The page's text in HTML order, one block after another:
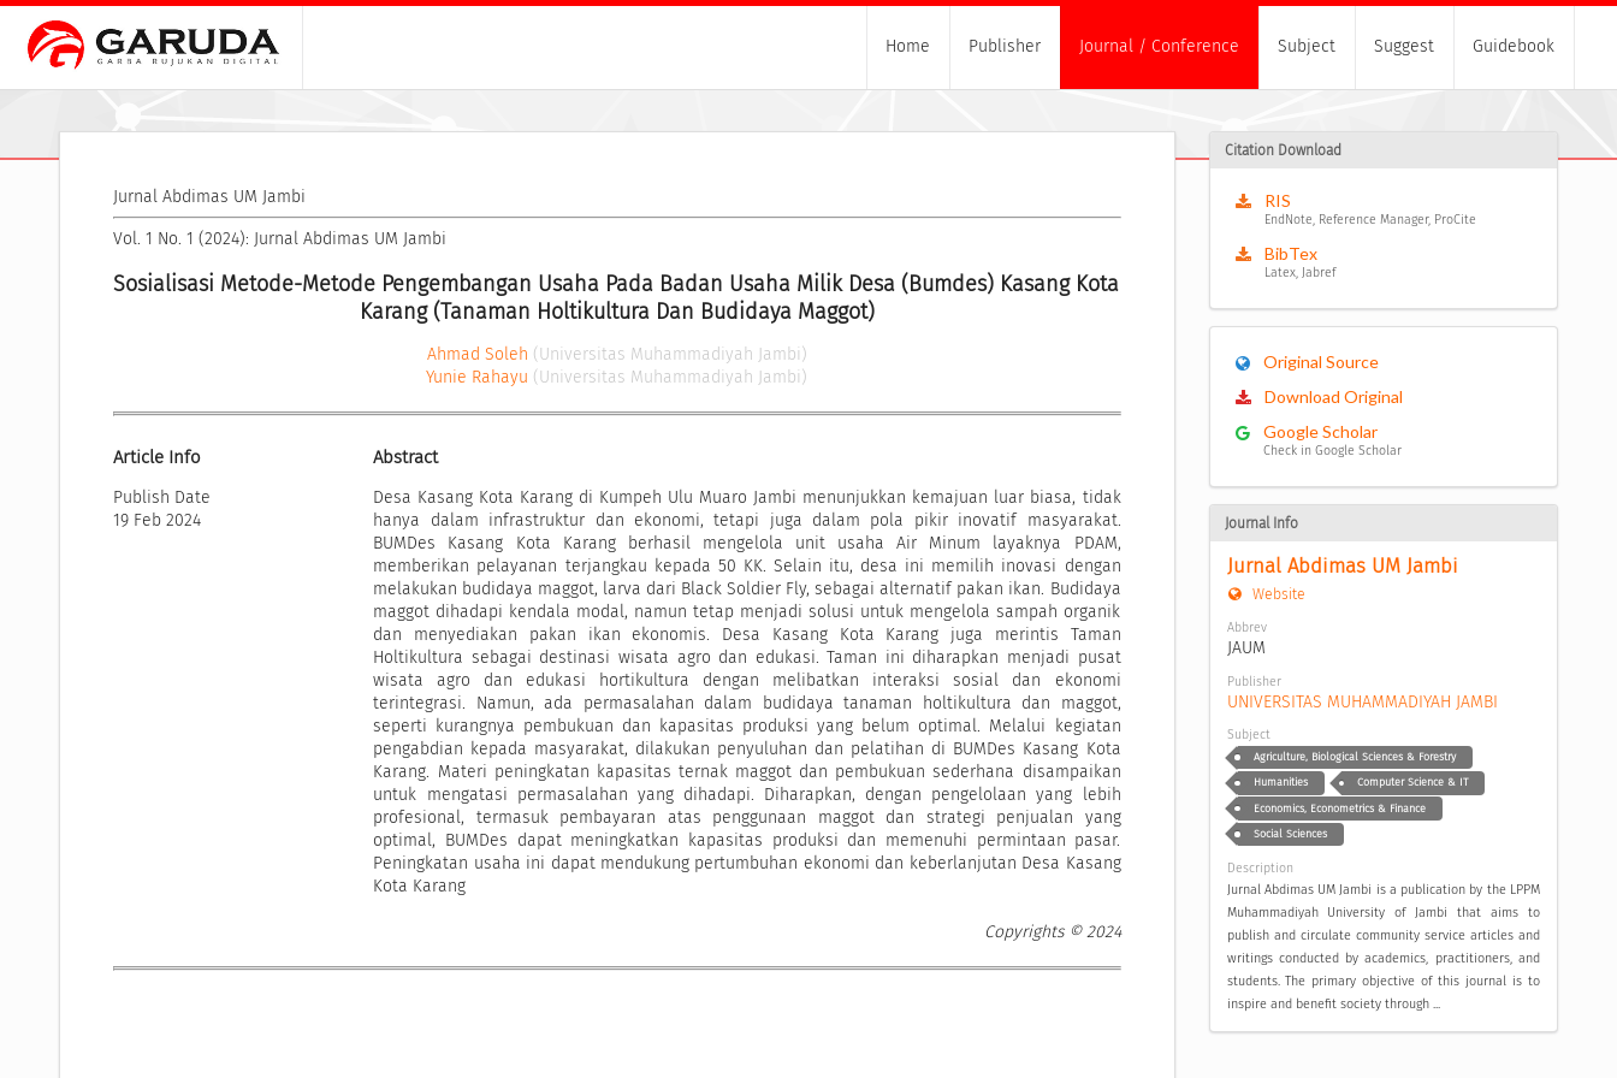
Home Publisher Journal / Conference Subject Suggest Guidebook
Jurnal Abdimas UM Jambi
Vol. 1 No. 1 (2024): Jurnal Abdimas UM Jambi
Sosialisasi Metode-Metode Pengembangan Usaha Pada Badan Usaha Milik Desa (Bumdes) Kasang Kota
Karang (Tanaman Holtikultura Dan Budidaya Maggot)
Ahmad Soleh (Universitas Muhammadiyah Jambi)
Yunie Rahayu (Universitas Muhammadiyah Jambi)
Article Info
Publish Date
19 Feb 2024
Abstract
Desa Kasang Kota Karang di Kumpeh Ulu Muaro Jambi menunjukkan kemajuan luar biasa, tidak
hanya dalam infrastruktur dan ekonomi, tetapi juga dalam pola pikir inovatif masyarakat.
BUMDes Kasang Kota Karang berhasil mengelola unit usaha Air Minum layaknya PDAM,
memberikan pelayanan terjangkau kepada 50 KK. Selain itu, desa ini memilih inovasi dengan
melakukan budidaya maggot, larva dari Black Soldier Fly, sebagai alternatif pakan ikan. Budidaya
maggot dihadapi kendala modal, namun tetap menjadi solusi untuk mengelola sampah organik
dan menyediakan pakan ikan ekonomis. Desa Kasang Kota Karang juga merintis Taman
Holtikultura sebagai destinasi wisata agro dan edukasi. Taman ini diharapkan menjadi pusat
wisata agro dan edukasi hortikultura dengan melibatkan interaksi sosial dan ekonomi
terintegrasi. Namun, ada permasalahan dalam budidaya tanaman holtikultura dan maggot,
seperti kurangnya pembukuan dan kapasitas produksi yang belum optimal. Melalui kegiatan
pengabdian kepada masyarakat, dilakukan penyuluhan dan pelatihan di BUMDes Kasang Kota
Karang. Materi peningkatan kapasitas ternak maggot dan pembukuan sederhana disampaikan
untuk mengatasi permasalahan yang dihadapi. Diharapkan, dengan pengelolaan yang lebih
profesional, termasuk pembayaran atas penggunaan maggot dan strategi penjualan yang
optimal, BUMDes dapat meningkatkan kapasitas produksi dan memenuhi permintaan pasar.
Peningkatan usaha ini dapat mendukung pertumbuhan ekonomi dan keberlanjutan Desa Kasang
Kota Karang
Copyrights © 2024
Citation Download
RIS
EndNote, Reference Manager, ProCite
BibTex
Latex, Jabref
Original Source
Download Original
Google Scholar
Check in Google Scholar
Journal Info
Jurnal Abdimas UM Jambi
Website
Abbrev
JAUM
Publisher
UNIVERSITAS MUHAMMADIYAH JAMBI
Subject
Agriculture, Biological Sciences & Forestry
Humanities Computer Science & IT
Economics, Econometrics & Finance
Social Sciences
Description
Jurnal Abdimas UM Jambi is a publication by the LPPM
Muhammadiyah University of Jambi that aims to
publish and circulate community service articles and
writings conducted by academics, practitioners, and
students. The primary objective of this journal is to
inspire and benefit society through ...